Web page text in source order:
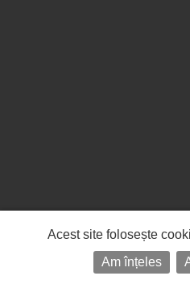
Acest site folosește
Am înțeles